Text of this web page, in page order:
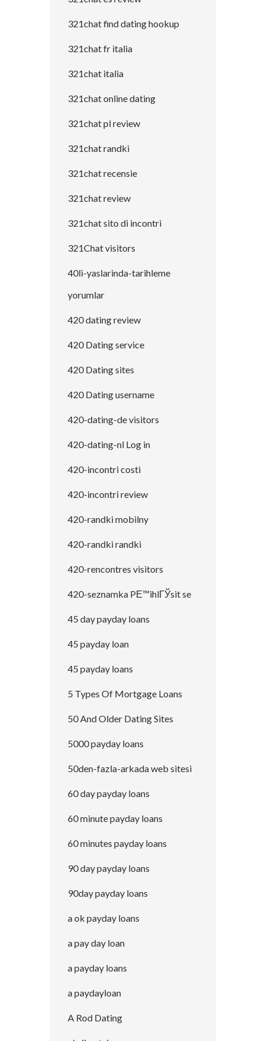
321chat find dating hookup
321chat fr italia
321chat italia
321chat online dating
321chat pl review
321chat randki
321chat recensie
321chat review
321chat sito di incontri
321Chat visitors
40li-yaslarinda-tarihleme
yorumlar
420 dating review
420 Dating service
420 Dating sites
420 Dating username
420-dating-de visitors
420-dating-nl Log in
420-incontri costi
420-incontri review
420-randki mobilny
420-randki randki
420-rencontres visitors
420-seznamka PЕ™ihlГЎsit se
45 day payday loans
45 payday loan
45 payday loans
5 Types Of Mortgage Loans
50 And Older Dating Sites
5000 payday loans
50den-fazla-arkada web sitesi
60 day payday loans
60 minute payday loans
60 minutes payday loans
90 day payday loans
90day payday loans
a ok payday loans
a pay day loan
a payday loans
a paydayloan
A Rod Dating